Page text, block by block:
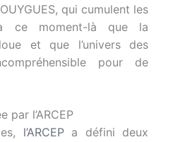
qui cumulent les
ce moment-là que la
et que l’univers des
pour de
par l’ARCEP
l’ARCEPa défini deux